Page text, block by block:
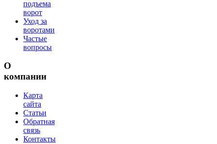
подъема
ворот
Уход за
воротами
Частые
вопросы
О
компании
Карта
сайта
Статьи
Обратная
связь
Контакты